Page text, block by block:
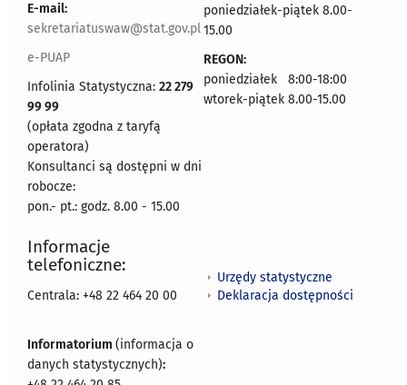
E-mail:
sekretariatuswaw@stat.gov.pl
e-PUAP
Infolinia Statystyczna: 22 279
99 99
(opłata zgodna z taryfą
operatora)
Konsultanci są dostępni w dni
robocze:
pon.- pt.: godz. 8.00 - 15.00
poniedziałek-piątek 8.00-
15.00
REGON:
poniedziałek 8:00-18:00
wtorek-piątek 8.00-15.00
Informacje
telefoniczne:
Centrala: +48 22 464 20 00
Informatorium (informacja o
danych statystycznych):
Urzędy statystyczne
Deklaracja dostępności